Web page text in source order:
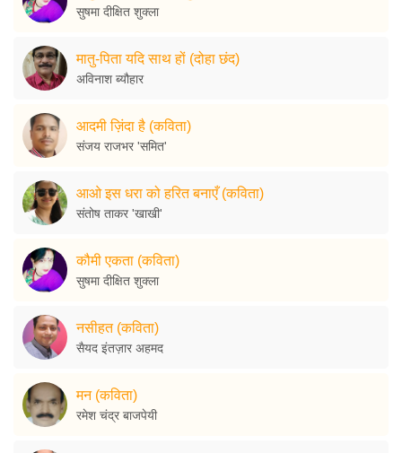
सुषमा दीक्षित शुक्ला
मातु-पिता यदि साथ हों (दोहा छंद)
अविनाश ब्यौहार
आदमी ज़िंदा है (कविता)
संजय राजभर 'समित'
आओ इस धरा को हरित बनाएँ (कविता)
संतोष ताकर 'खाखी'
कौमी एकता (कविता)
सुषमा दीक्षित शुक्ला
नसीहत (कविता)
सैयद इंतज़ार अहमद
मन (कविता)
रमेश चंद्र बाजपेयी